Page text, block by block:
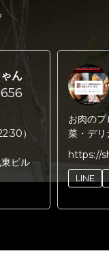
ん
）
ビル
お肉の
菜・デリ
https://
LINE